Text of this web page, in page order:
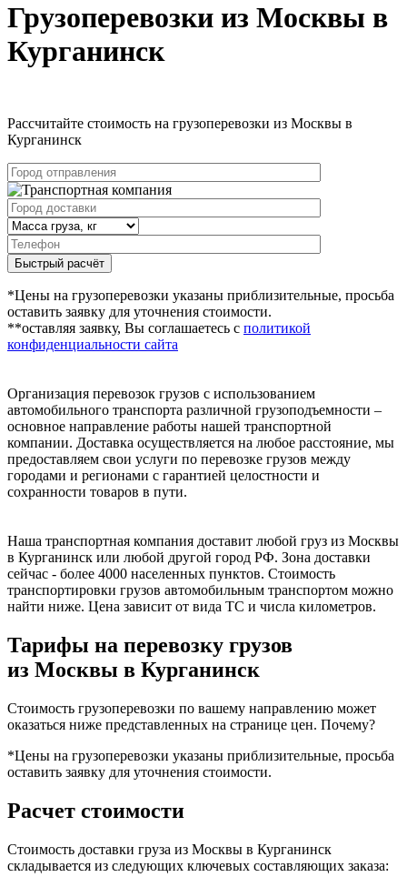
Грузоперевозки из Москвы в
Курганинск
Рассчитайте стоимость на грузоперевозки из Москвы в
Курганинск
Быстрый расчёт
*Цены на грузоперевозки указаны приблизительные, просьба
оставить заявку для уточнения стоимости.
**оставляя заявку, Вы соглашаетесь с политикой
конфиденциальности сайта
Организация перевозок грузов с использованием
автомобильного транспорта различной грузоподъемности –
основное направление работы нашей транспортной
компании. Доставка осуществляется на любое расстояние, мы
предоставляем свои услуги по перевозке грузов между
городами и регионами с гарантией целостности и
сохранности товаров в пути.
Наша транспортная компания доставит любой груз из Москвы
в Курганинск или любой другой город РФ. Зона доставки
сейчас - более 4000 населенных пунктов. Стоимость
транспортировки грузов автомобильным транспортом можно
найти ниже. Цена зависит от вида ТС и числа километров.
Тарифы на перевозку грузов
из Москвы в Курганинск
Стоимость грузоперевозки по вашему направлению может
оказаться ниже представленных на странице цен. Почему?
*Цены на грузоперевозки указаны приблизительные, просьба
оставить заявку для уточнения стоимости.
Расчет стоимости
Стоимость доставки груза из Москвы в Курганинск
складывается из следующих ключевых составляющих заказа: